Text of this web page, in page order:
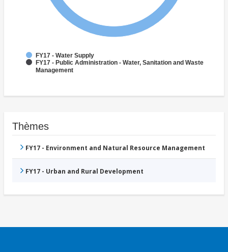
FY17 - Water Supply
FY17 - Public Administration - Water, Sanitation and Waste
Management
Thèmes
FY17 - Environment and Natural Resource Management
FY17 - Urban and Rural Development